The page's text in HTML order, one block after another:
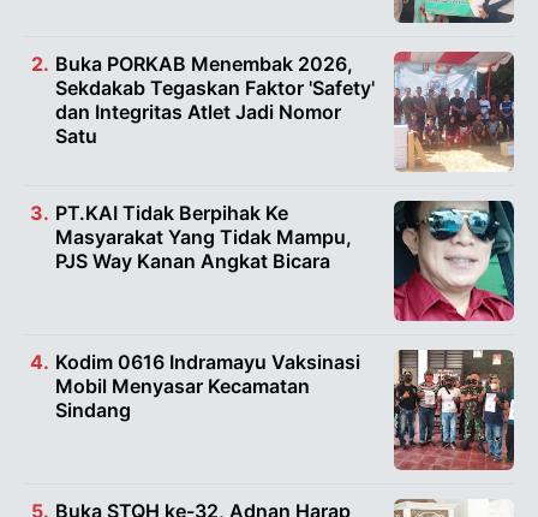
Buka PORKAB Menembak 2026,
Sekdakab Tegaskan Faktor 'Safety'
dan Integritas Atlet Jadi Nomor
Satu
PT.KAI Tidak Berpihak Ke
Masyarakat Yang Tidak Mampu,
PJS Way Kanan Angkat Bicara
Kodim 0616 Indramayu Vaksinasi
Mobil Menyasar Kecamatan
Sindang
Buka STQH ke-32, Adnan Harap